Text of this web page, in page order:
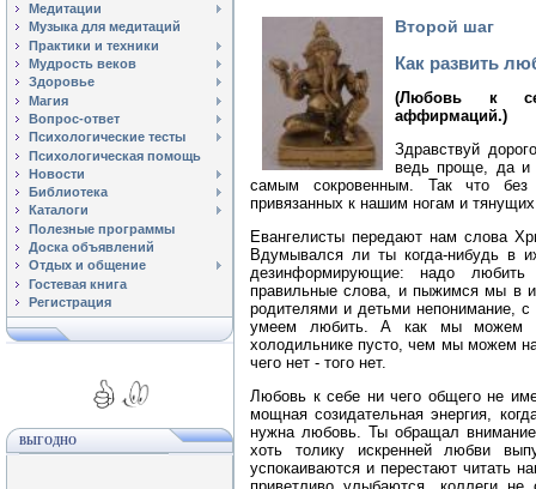
Медитации
Музыка для медитаций
Практики и техники
Мудрость веков
Здоровье
Магия
Вопрос-ответ
Психологические тесты
Психологическая помощь
Новости
Библиотека
Каталоги
Полезные программы
Доска объявлений
Отдых и общение
Гостевая книга
Регистрация
ВЫГОДНО
Второй шаг
Как развить
(Любовь к
аффирмаций.)
Здравствуй
ведь проще, да и
самым сокровенным. Так что
привязанных к нашим ногам и
Евангелисты передают нам слова
Вдумывался ли ты когда-нибудь в
дезинформирующие: надо
правильные слова, и пыжимся мы в
родителями и детьми непонимание,
умеем любить. А как мы можем
холодильнике пусто, чем мы можем
чего нет - того нет.
Любовь к себе ни чего общего не
мощная созидательная энергия,
нужна любовь. Ты обращал
хоть толику искренней любви
успокаиваются и перестают читать